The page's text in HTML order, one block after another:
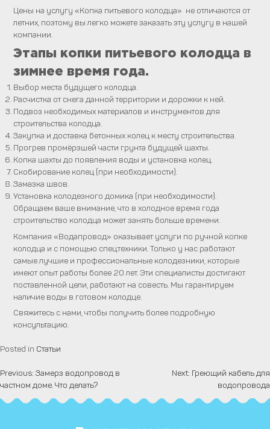
Цены на услугу «Копка питьевого колодца» не отличаются от
летних, поэтому вы легко можете заказать эту услугу в нашей
компании.
Этапы копки питьевого колодца в
зимнее время года.
Выбор места будущего колодца.
Расчистка от снега данной территории и дорожки к ней.
Подвоз необходимых материалов и инструментов для
строительства колодца.
Закупка и доставка бетонных колец к месту строительства.
Прогрев промёрзшей части грунта будущей шахты.
Копка шахты до появления воды и установка колец.
Скобирование колец (при необходимости).
Замазка швов.
Установка колодезного домика (при необходимости).
Обращаем ваше внимание, что в холодное время года
строительство колодца может занять больше времени.
Компания «Водапровод» оказывает услуги по ручной копке
колодца и с помощью спец.техники. Только у нас работают
самые лучшие и профессиональные колодезники, которые
имеют опыт работы более 20 лет. Эти специалисты достигают
поставленной цели, работают на совесть. Мы гарантируем
наличие воды в готовом колодце.
Свяжитесь с нами, чтобы получить более подробную
консультацию.
Posted in Статьи
Навигация
Previous: Замерз водопровод в
частном доме. Что делать?
Next: Греющий кабель для
водопровода